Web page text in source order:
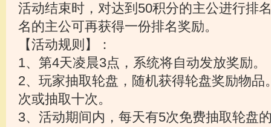
活动结束时，对达到50积分的主公进行排
名的主公可再获得一份排名奖励。
【活动规则】：
1、第4天凌晨3点，系统将自动发放奖励。
2、玩家抽取轮盘，随机获得轮盘奖励物品
次或抽取十次。
3、活动期间内，每天有5次免费抽取轮盘